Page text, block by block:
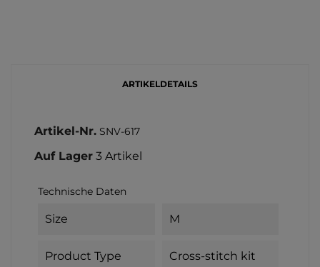
ARTIKELDETAILS
Artikel-Nr. SNV-617
Auf Lager 3 Artikel
Technische Daten
Size M
Product Type Cross-stitch kit